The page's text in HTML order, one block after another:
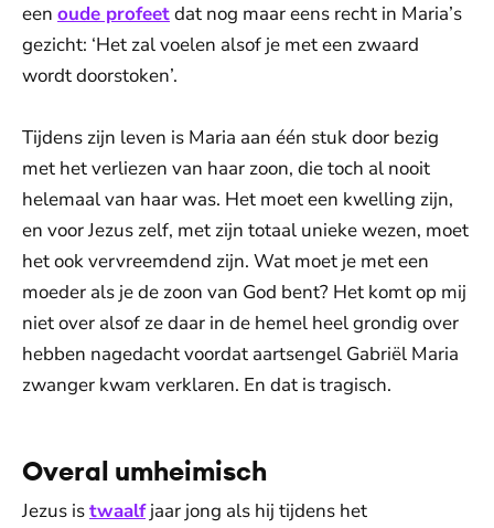
een oude profeetdat nog maar eens recht in Maria’s
gezicht: ‘Het zal voelen alsof je met een zwaard
wordt doorstoken’.
Tijdens zijn leven is Maria aan één stuk door bezig
met het verliezen van haar zoon, die toch al nooit
helemaal van haar was. Het moet een kwelling zijn,
en voor Jezus zelf, met zijn totaal unieke wezen, moet
het ook vervreemdend zijn. Wat moet je met een
moeder als je de zoon van God bent? Het komt op mij
niet over alsof ze daar in de hemel heel grondig over
hebben nagedacht voordat aartsengel Gabriël Maria
zwanger kwam verklaren. En dat is tragisch.
Overal umheimisch
Jezus istwaalfjaar jong als hij tijdens het